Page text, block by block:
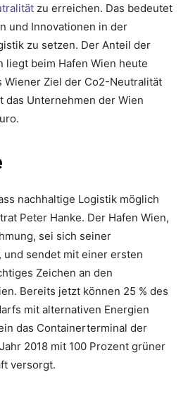
zu erreichen. Das bedeutet
und Innovationen in der
zu setzen. Der Anteil der
liegt beim Hafen Wien heute
Wiener Ziel der Co2-Neutralität
Unternehmen der Wien
nachhaltige Logistik möglich
Peter Hanke. Der Hafen Wien,
sei sich seiner
sendet mit einer ersten
Zeichen an den
Bereits jetzt können 25 % des
mit alternativen Energien
das Containerterminal der
2018 mit 100 Prozent grüner
versorgt.